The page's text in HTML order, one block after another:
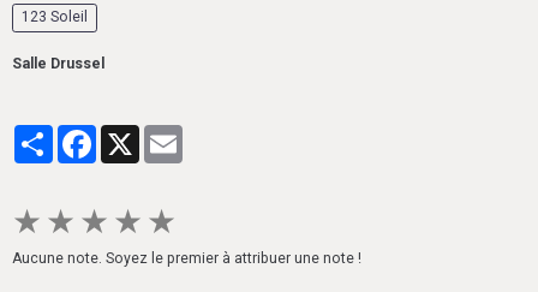
123 Soleil
Salle Drussel
PartagerFacebook
★ ★ ★ ★ ★
Aucune note. Soyez le premier à attribuer une note !